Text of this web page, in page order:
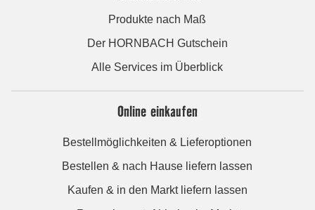
Produkte nach Maß
Der HORNBACH Gutschein
Alle Services im Überblick
Online einkaufen
Bestellmöglichkeiten & Lieferoptionen
Bestellen & nach Hause liefern lassen
Kaufen & in den Markt liefern lassen